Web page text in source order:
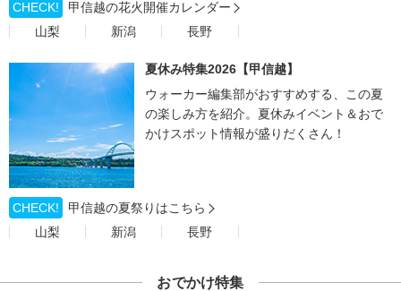
CHECK!
甲信越の花火開催カレンダー
山梨
新潟 長野
夏休み特集2026【甲信越】
ウォーカー編集部がおすすめする、この夏
の楽しみ方を紹介。夏休みイベント＆おで
かけスポット情報が盛りだくさん！
CHECK!
甲信越の夏祭りはこちら
山梨
新潟 長野
おでかけ特集